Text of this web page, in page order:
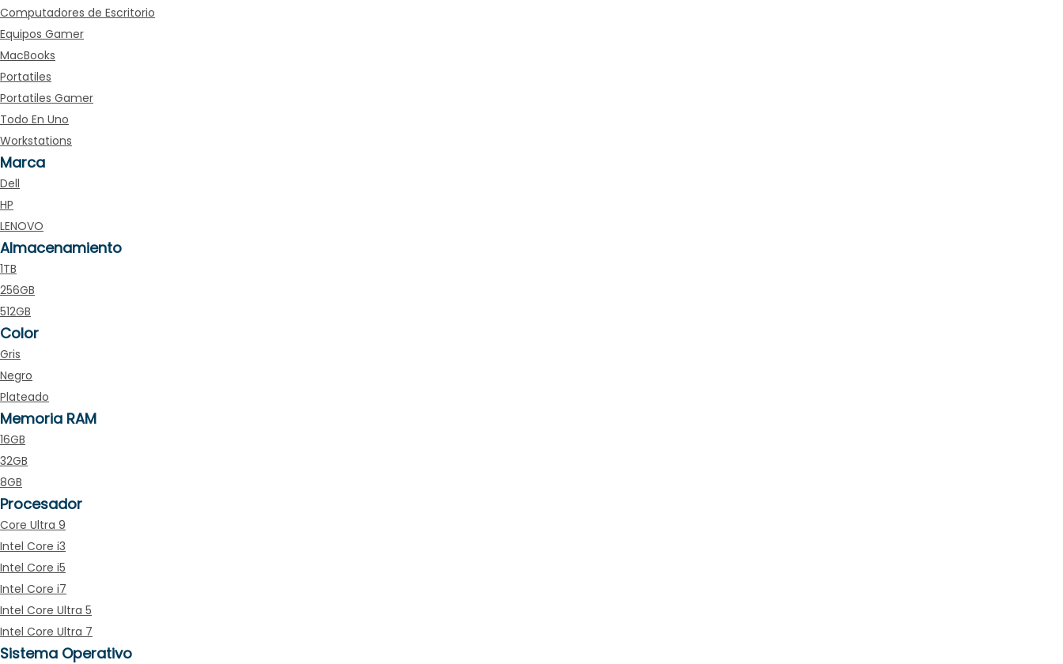
Computadores de Escritorio
Equipos Gamer
MacBooks
Portatiles
Portatiles Gamer
Todo En Uno
Workstations
Marca
Dell
HP
LENOVO
Almacenamiento
1TB
256GB
512GB
Color
Gris
Negro
Plateado
Memoria RAM
16GB
32GB
8GB
Procesador
Core Ultra 9
Intel Core i3
Intel Core i5
Intel Core i7
Intel Core Ultra 5
Intel Core Ultra 7
Sistema Operativo